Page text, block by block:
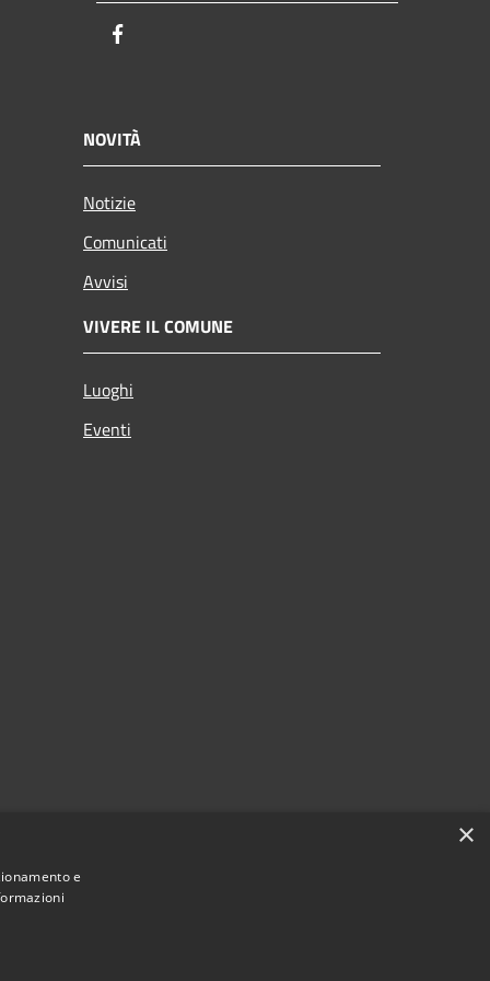
NOVITÀ
Notizie
Comunicati
Avvisi
VIVERE IL COMUNE
Luoghi
Eventi
×
e